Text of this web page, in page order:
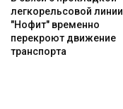
легкорельсовой линии
"Нофит" временно
перекроют движение
транспорта